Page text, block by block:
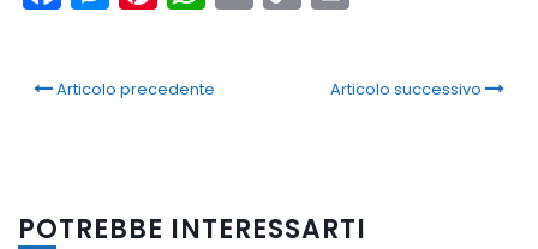
Link
Articolo precedente Articolo successivo
POTREBBE INTERESSARTI